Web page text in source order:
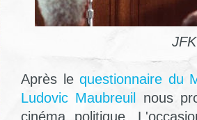
Après le questionnaire du
Ludovic Maubreuil
nous
cinéma politique.